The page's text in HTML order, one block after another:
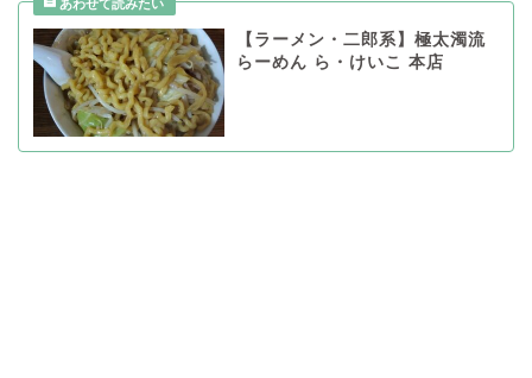
【ラーメン・二郎系】極太濁流
らーめん ら・けいこ 本店